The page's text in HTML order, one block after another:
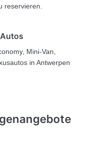
reservieren.
Mini-Van,
in Antwerpen